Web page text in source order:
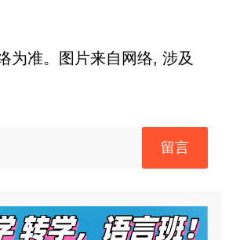
为准。图片来自网络, 涉及
留言